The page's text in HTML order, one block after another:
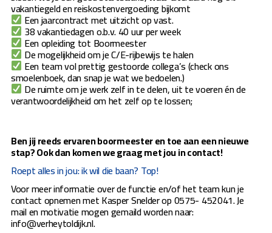
vakantiegeld en reiskostenvergoeding bijkomt
Een jaarcontract met uitzicht op vast.
38 vakantiedagen o.b.v. 40 uur per week
Een opleiding tot Boormeester
De mogelijkheid om je C/E-rijbewijs te halen
Een team vol prettig gestoorde collega’s (check ons
smoelenboek, dan snap je wat we bedoelen.)
De ruimte om je werk zelf in te delen, uit te voeren én de
verantwoordelijkheid om het zelf op te lossen;
Ben jij reeds ervaren boormeester en toe aan een nieuwe
stap? Ook dan komen we graag met jou in contact!
Roept alles in jou: ik wil die baan? Top!
Voor meer informatie over de functie en/of het team kun je
contact opnemen met Kasper Snelder op 0575- 452041. Je
mail en motivatie mogen gemaild worden naar:
info@verheytoldijk.nl.